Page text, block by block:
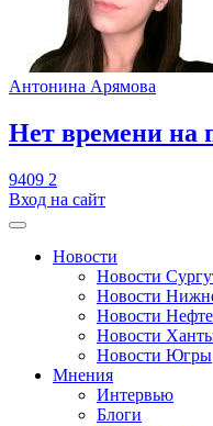
Антонина Арямова
​Нет времени на
9409 2
Вход на сайт
Новости
Новости
Новости
Новости
Новости
Новости Югры
Мнения
Интервью
Блоги